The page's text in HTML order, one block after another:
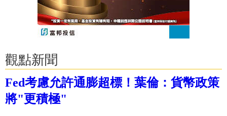
觀點新聞
Fed考慮允許通膨超標！葉倫：貨幣政策
將"更積極"